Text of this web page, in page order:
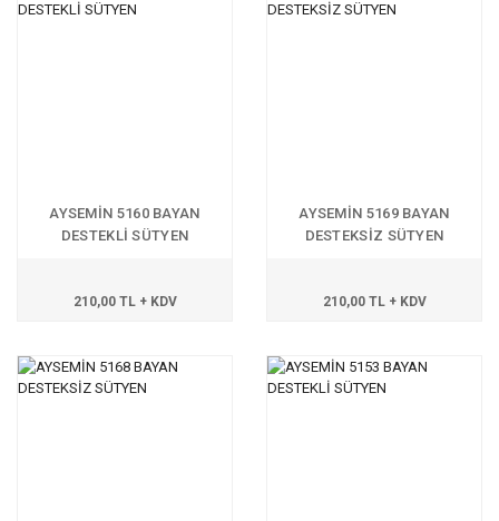
AYSEMİN 5160 BAYAN
DESTEKLİ SÜTYEN
210,00 TL + KDV
AYSEMİN 5169 BAYAN
DESTEKSİZ SÜTYEN
210,00 TL + KDV